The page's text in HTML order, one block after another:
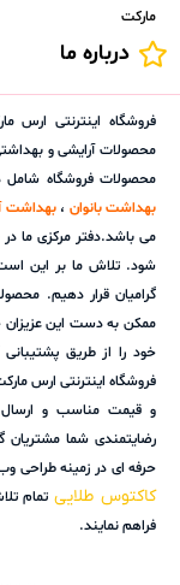
مارکت
درباره ما
فروشگاه اینترنتی ارس
محصولات آرایشی و
محصولات فروشگاه
بهداشت بانوان ،بهداشت
می باشد.دفتر مرکزی ما
شود. تلاش ما بر این
گرامیان قرار دهیم.
ممکن به دست این عزیزان
فروشگاه اینترنتی ارس
و قیمت مناسب و ارسال
رضایتمندی شما مشتریان
حرفه ای در زمینه طراحی
کاکتوس طلاییتمام
فراهم نمایند.